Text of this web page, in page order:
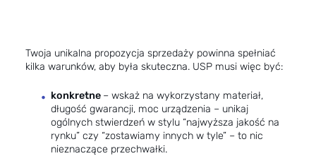
Twoja unikalna propozycja sprzedaży powinna spełniać
kilka warunków, aby była skuteczna. USP musi więc być:
konkretne – wskaż na wykorzystany materiał,
długość gwarancji, moc urządzenia – unikaj
ogólnych stwierdzeń w stylu “najwyższa jakość na
rynku” czy “zostawiamy innych w tyle” – to nic
nieznaczące przechwałki.